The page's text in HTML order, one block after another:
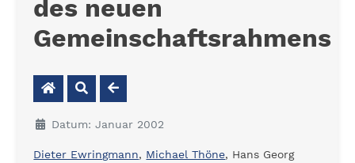
des neuen
Gemeinschaftsrahmens
Datum: Januar 2002
Dieter Ewringmann, Michael Thöne, Hans Georg